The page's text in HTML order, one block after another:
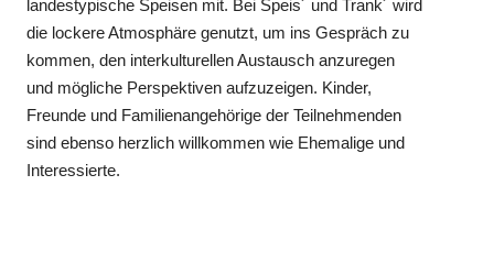
landestypische Speisen mit. Bei Speis´ und Trank´ wird
die lockere Atmosphäre genutzt, um ins Gespräch zu
kommen, den interkulturellen Austausch anzuregen
und mögliche Perspektiven aufzuzeigen. Kinder,
Freunde und Familienangehörige der Teilnehmenden
sind ebenso herzlich willkommen wie Ehemalige und
Interessierte.